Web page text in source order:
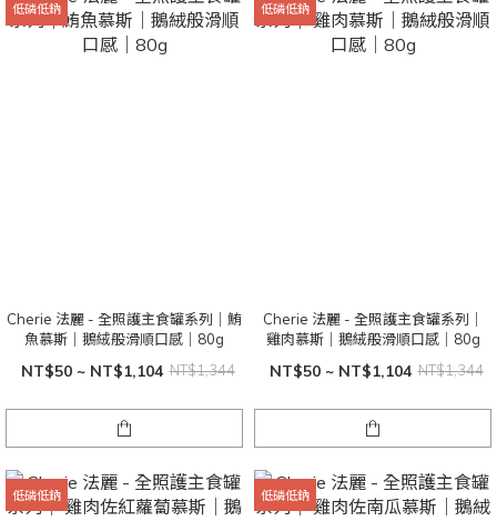
低磷低鈉
Cherie 法麗 - 全照護主食罐系列｜鮪
魚慕斯｜鵝絨般滑順口感｜80g
NT$50 ~ NT$1,104 NT$1,344
低磷低鈉
Cherie 法麗 - 全照護主食罐系列｜
雞肉慕斯｜鵝絨般滑順口感｜80g
NT$50 ~ NT$1,104 NT$1,344
低磷低鈉 低磷低鈉